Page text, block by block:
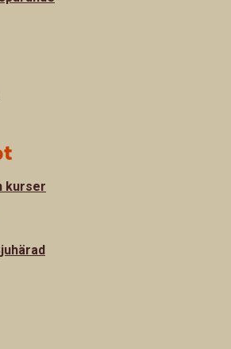
kurser